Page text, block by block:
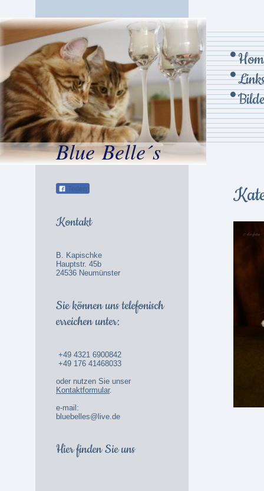
Blue Belle´s
Teilen
Kontakt
B. Kapischke
Hauptstr. 45b
24536 Neumünster
Sie können uns telefonisch
erreichen unter:
+49 4321 6900842
+49 176 41468033
oder nutzen Sie unser
Kontaktformular.
e-mail:
bluebelles@live.de
Hier finden Sie uns